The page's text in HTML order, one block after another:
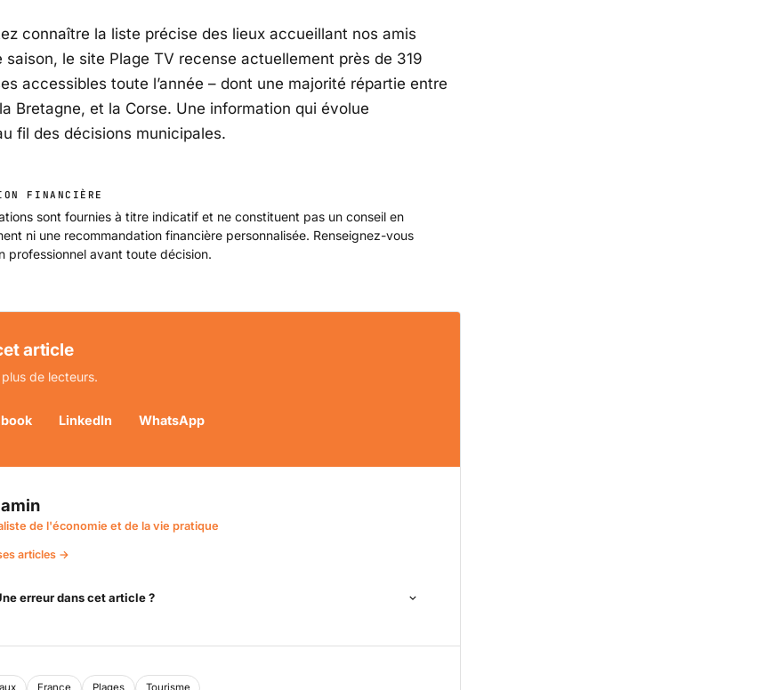
connaître la liste précise des lieux accueillant nos amis
le site Plage TV recense actuellement près de 319
accessibles toute l’année – dont une majorité répartie entre
Bretagne, et la Corse. Une information qui évolue
fil des décisions municipales.
FINANCIÈRE
sont fournies à titre indicatif et ne constituent pas un conseil en
ni une recommandation financière personnalisée. Renseignez-vous
professionnel avant toute décision.
article
de lecteurs.
LinkedIn WhatsApp
de l'économie et de la vie pratique
articles →
erreur dans cet article ?